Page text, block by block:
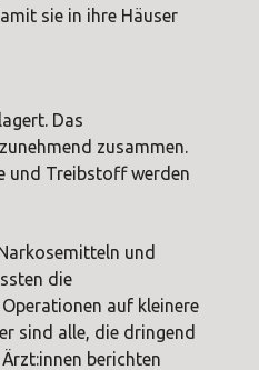
sie in ihre Häuser
Das
zusammen.
und Treibstoff werden
und
die
auf kleinere
sind alle, die dringend
berichten